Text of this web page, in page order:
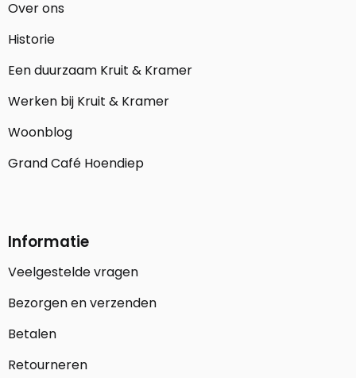
Over ons
Historie
Een duurzaam Kruit & Kramer
Werken bij Kruit & Kramer
Woonblog
Grand Café Hoendiep
Informatie
Veelgestelde vragen
Bezorgen en verzenden
Betalen
Retourneren